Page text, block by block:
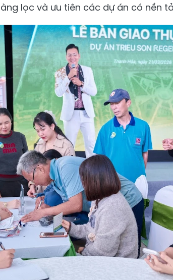
lọc và ưu tiên các dự án có nền